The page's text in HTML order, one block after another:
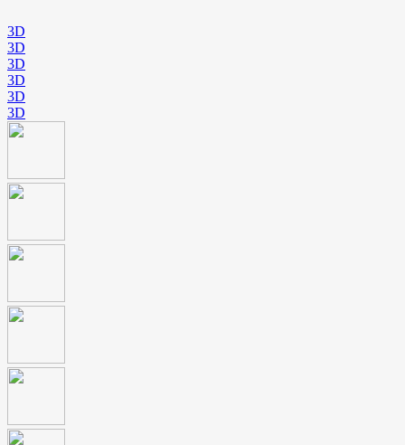
3D
3D
3D
3D
3D
3D